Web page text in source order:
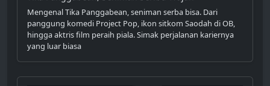
Mengenal Tika Panggabean, seniman serba bisa. Dari
panggung komedi Project Pop, ikon sitkom Saodah di OB,
hingga aktris film peraih piala. Simak perjalanan kariernya
yang luar biasa